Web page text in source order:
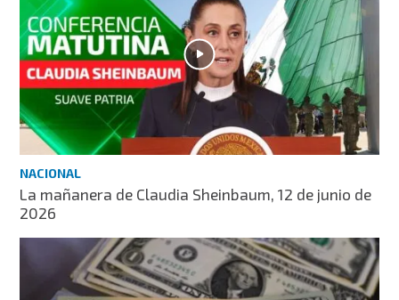
NACIONAL
La mañanera de Claudia Sheinbaum, 12 de junio de
2026